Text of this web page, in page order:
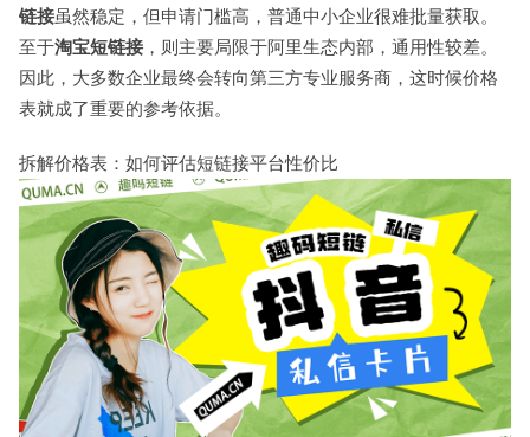
链接虽然稳定，但申请门槛高，普通中小企业很难批量获取。
至于淘宝短链接 ，则主要局限于阿里生态内部，通用性较差。
因此，大多数企业最终会转向第三方专业服务商，这时候价格
表就成了重要的参考依据。
拆解价格表：如何评估短链接平台性价比